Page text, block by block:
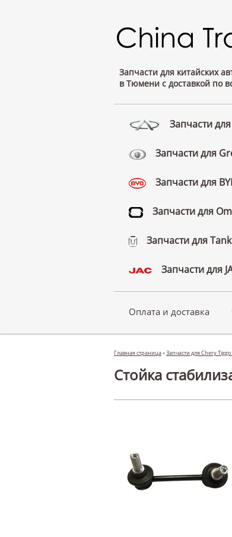
Запчасти для китайских
в Тюмени с доставкой по
Запчасти
Запчасти для
Запчасти для
Запчасти для
Запчасти для Tank
Запчасти для
Оплата и доставка
Главная страница»Запчасти для Chery
Стойка